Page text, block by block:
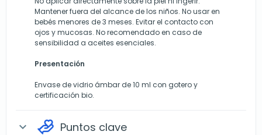
Mantener fuera del alcance de los niños. No usar en
bebés menores de 3 meses. Evitar el contacto con
ojos y mucosas. No recomendado en caso de
sensibilidad a aceites esenciales.
Presentación
Envase de vidrio ámbar de 10 ml con gotero y
certificación bio.
expand_more Puntos clave